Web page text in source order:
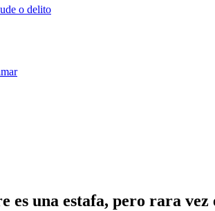
o delito
una estafa, pero rara vez